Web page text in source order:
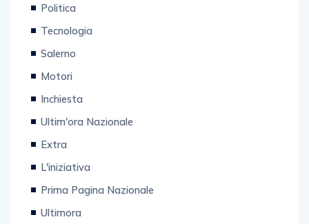
Politica
Tecnologia
Salerno
Motori
Inchiesta
Ultim'ora Nazionale
Extra
L'iniziativa
Prima Pagina Nazionale
Ultimora